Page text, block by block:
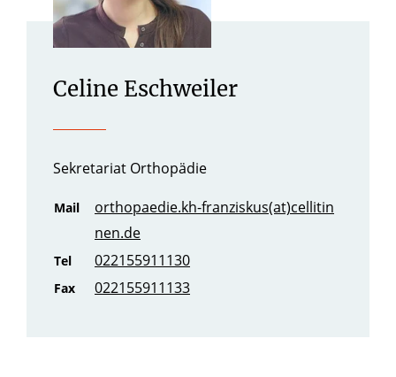
Celine Eschweiler
Sekretariat Orthopädie
Mail
orthopaedie.kh-franziskus(at)cellitin
nen.de
Tel 022155911130
Fax 022155911133